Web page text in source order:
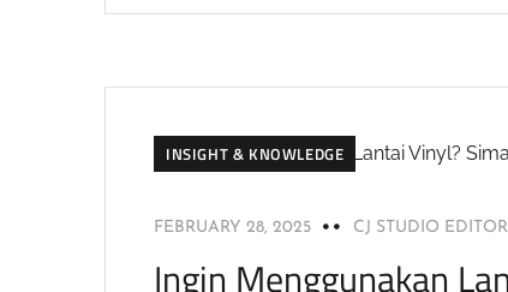
INSIGHT & KNOWLEDGE
FEBRUARY 28, 2025 CJ STUDIO
Ingin Menggunakan